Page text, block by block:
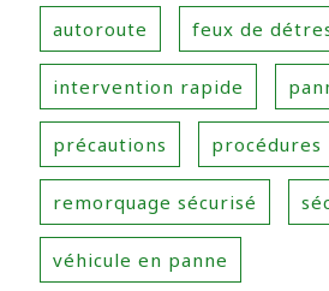
autoroute feux de
intervention rapide
précautions procédures
remorquage sécurisé
véhicule en panne